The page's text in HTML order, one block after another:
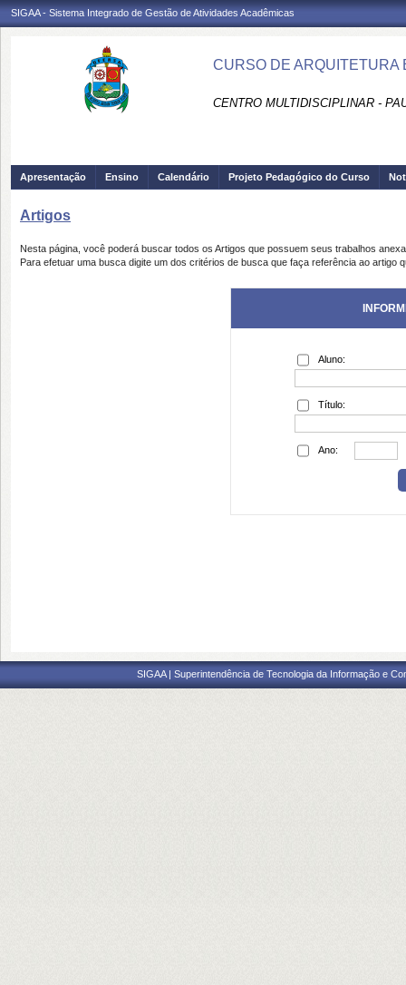
SIGAA - Sistema Integrado de Gestão de Atividades Acadêmicas
CURSO DE ARQUITETURA
CENTRO MULTIDISCIPLINAR -
Apresentação Ensino Calendário Projeto Pedagógico do Curso
Artigos
Nesta página, você poderá buscar todos os Artigos que possuem seus trabalhos
Para efetuar uma busca digite um dos critérios de busca que faça referência ao artigo
Aluno:
Título:
Ano:
SIGAA | Superintendência de Tecnologia da Informação e